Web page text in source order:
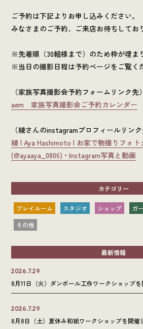
ご予約は下記よりお申し込みください。
みなさまのご予約、ご来店お待ちしてお
※先着順（30組様まで）のため枠が埋ま
※当日の撮影日程は予約ページをご覧く
（家族写真撮影会予約フォームリンク先）
aem 家族写真撮影会ご予約カレンダー
（綾さんのinstagramプロフィールリンク
綾 | Aya Hashimoto | お家で物撮りフォト
(@ayaaya_0806) • Instagram写真と動画
カテゴリー
プレイルーム スタジオ ショップ ガ
その他
最新情報
2026.7.29
8月11日（火）ダンボール工作ワークショップを
2026.7.29
8月8日（土）夏休み和紙ワークショップを開催